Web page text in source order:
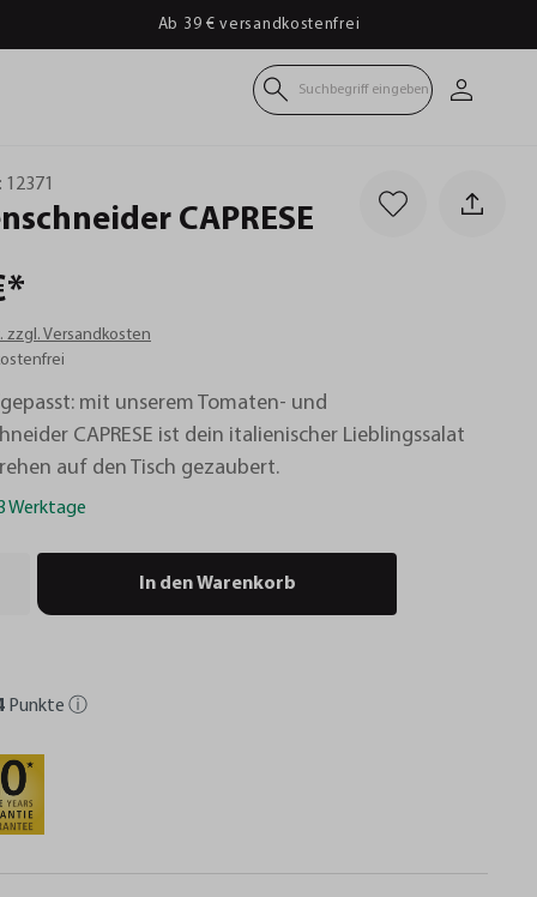
Ab 39 € versandkostenfrei
Suchbegriff eingeben
12371
CAPRESE
zzgl. Versandkosten
mit unserem Tomaten- und
CAPRESE ist dein italienischer Lieblingssalat
auf den Tisch gezaubert.
Werktage
In den Warenkorb
Punkte ⓘ